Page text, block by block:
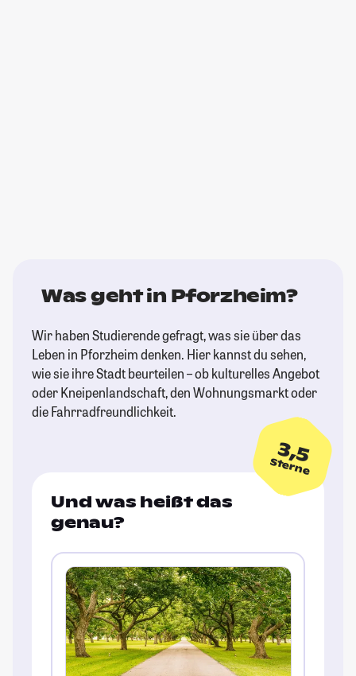
Was geht in Pforzheim?
Wir haben Studierende gefragt, was sie über das
Leben in Pforzheim denken. Hier kannst du sehen,
wie sie ihre Stadt beurteilen – ob kulturelles Angebot
oder Kneipenlandschaft, den Wohnungsmarkt oder
die Fahrradfreundlichkeit.
3,5
Sterne
Und was heißt das
genau?